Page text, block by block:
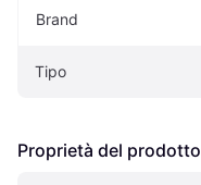
Brand
Tipo
Proprietà del prodotto